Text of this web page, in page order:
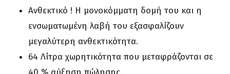
Ανθεκτικό ! Η μονοκόμματη δομή του και η
ενσωματωμένη λαβή του εξασφαλίζουν
μεγαλύτερη ανθεκτικότητα.
64 Λίτρα χωρητικότητα που μεταφράζονται σε